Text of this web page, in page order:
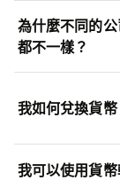
為什麼不同的
都不一樣？
我如何兌換貨幣
我可以使用貨